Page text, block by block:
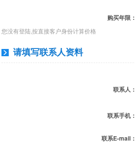
购买年限：
您没有登陆,按直接客户身份计算价格
请填写联系人资料
联系人：
联系手机：
联系E-mail：